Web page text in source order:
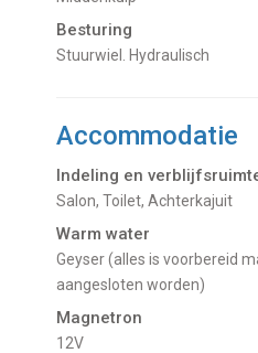
Besturing
Stuurwiel. Hydraulisch
Accommodatie
Indeling en
Salon, Toilet, Achterkajuit
Warm water
Geyser (alles is voorbereid maar moet nog
aangesloten worden)
Magnetron
12V